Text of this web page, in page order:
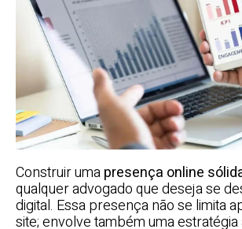
Construir umapresença online
qualquer advogado que deseja se
digital. Essa presença não se limita
site; envolve também uma